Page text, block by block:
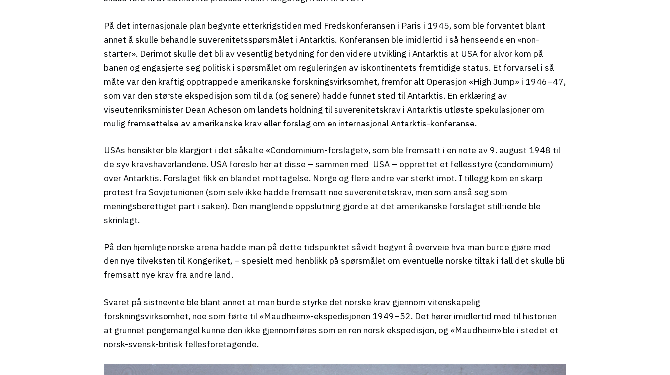
På det internasjonale plan begynte etterkrigstiden med Fredskonferansen i Paris i 1945, som ble forventet blant
annet å skulle behandle suverenitetsspørsmålet i Antarktis. Konferansen ble imidlertid i så henseende en «non-
starter». Derimot skulle det bli av vesentlig betydning for den videre utvikling i Antarktis at USA for alvor kom på
banen og engasjerte seg politisk i spørsmålet om reguleringen av iskontinentets fremtidige status. Et forvarsel i så
måte var den kraftig opptrappede amerikanske forskningsvirksomhet, fremfor alt Operasjon «High Jump» i 1946–47,
som var den største ekspedisjon som til da (og senere) hadde funnet sted til Antarktis. En erklæring av
viseutenriksminister Dean Acheson om landets holdning til suverenitetskrav i Antarktis utløste spekulasjoner om
mulig fremsettelse av amerikanske krav eller forslag om en internasjonal Antarktis-konferanse.
USAs hensikter ble klargjort i det såkalte «Condominium-forslaget», som ble fremsatt i en note av 9. august 1948 til
de syv kravshaverlandene. USA foreslo her at disse – sammen med USA – opprettet et fellesstyre (condominium)
over Antarktis. Forslaget fikk en blandet mottagelse. Norge og flere andre var sterkt imot. I tillegg kom en skarp
protest fra Sovjetunionen (som selv ikke hadde fremsatt noe suverenitetskrav, men som anså seg som
meningsberettiget part i saken). Den manglende oppslutning gjorde at det amerikanske forslaget stilltiende ble
skrinlagt.
På den hjemlige norske arena hadde man på dette tidspunktet såvidt begynt å overveie hva man burde gjøre med
den nye tilveksten til Kongeriket, – spesielt med henblikk på spørsmålet om eventuelle norske tiltak i fall det skulle bli
fremsatt nye krav fra andre land.
Svaret på sistnevnte ble blant annet at man burde styrke det norske krav gjennom vitenskapelig
forskningsvirksomhet, noe som førte til «Maudheim»-ekspedisjonen 1949–52. Det hører imidlertid med til historien
at grunnet pengemangel kunne den ikke gjennomføres som en ren norsk ekspedisjon, og «Maudheim» ble i stedet et
norsk-svensk-britisk fellesforetagende.